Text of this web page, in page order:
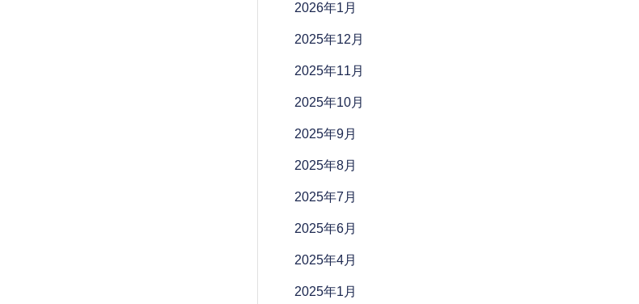
2026年1月
2025年12月
2025年11月
2025年10月
2025年9月
2025年8月
2025年7月
2025年6月
2025年4月
2025年1月